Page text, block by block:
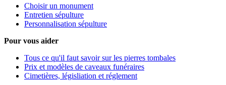
Choisir un monument
Entretien sépulture
Personnalisation sépulture
Pour vous aider
Tous ce qu'il faut savoir sur les pierres tombales
Prix et modèles de caveaux funéraires
Cimetières, législiation et réglement